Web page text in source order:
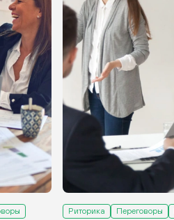
Риторика Переговоры